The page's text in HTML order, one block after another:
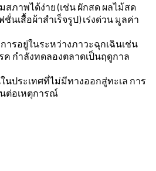
ภาพได้ง่าย (เช่น ผักสด ผลไม้สด
นเสื้อผ้าสำเร็จรูป) เร่งด่วน มูลค่า
รอยู่ในระหว่างภาวะฉุกเฉินเช่น
ค กำลังทดลองตลาดเป็นฤดูกาล
นประเทศที่ไม่มีทางออกสู่ทะเล การ
ต่อเหตุการณ์